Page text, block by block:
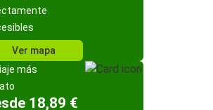
Ver mapa
más
18,89 €